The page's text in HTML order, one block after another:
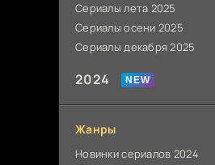
Сериалы лета 2025
Сериалы осени 2025
Сериалы декабря 2025
2024
Жанры
Новинки сериалов 2024